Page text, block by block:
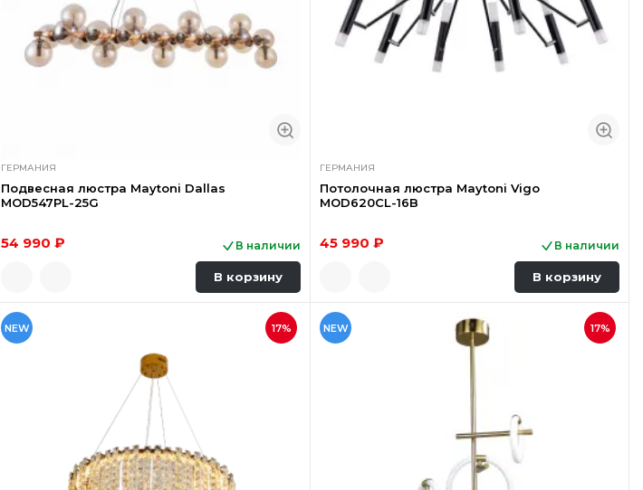
ГЕРМАНИЯ
Подвесная люстра Maytoni Dallas
MOD547PL-25G
54 990 ₽ В наличии
В корзину
ГЕРМАНИЯ
Потолочная люстра Maytoni Vigo
MOD620CL-16B
45 990 ₽ В наличии
В корзину
NEW 17% NEW 17%